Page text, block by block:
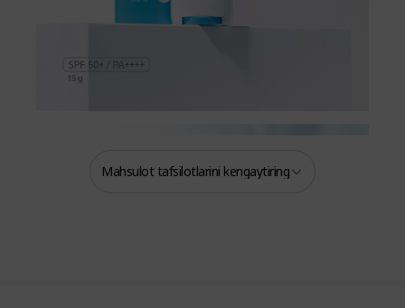
Mahsulot tafsilotlarini kengaytiring